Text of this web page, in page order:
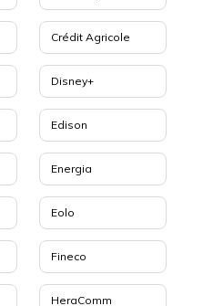
Crédit Agricole
Disney+
Edison
Energia
Eolo
Fineco
HeraComm